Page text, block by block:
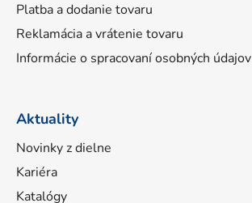
Platba a dodanie tovaru
Reklamácia a vrátenie tovaru
Informácie o spracovaní osobných údajov
Aktuality
Novinky z dielne
Kariéra
Katalógy